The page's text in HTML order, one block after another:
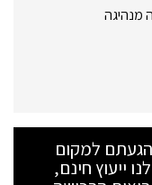
מנהיגה
הגעתם למקום
ייעוץ חינם,